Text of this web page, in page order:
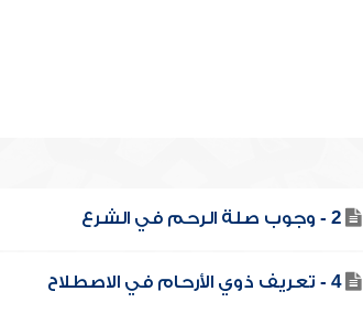
2 - وجوب صلة الرحم في الشرع
4 - تعريف ذوي الأرحام في الاصطلاح